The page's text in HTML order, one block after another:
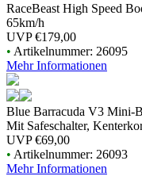
RaceBeast High Speed
65km/h
UVP€179,00
• Artikelnummer: 26095
Mehr Informationen
Blue Barracuda V3 Mini-
Mit Safeschalter,
UVP€69,00
• Artikelnummer: 26093
Mehr Informationen